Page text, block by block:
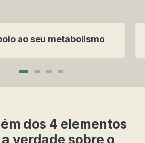
ao seu metabolismo
dos 4 elementos
verdade sobre o